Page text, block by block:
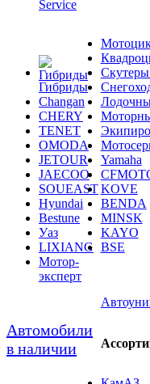
Гибриды
Changan
CHERY
TENET
OMODA
JETOUR
JAECOO
SOUEAST
Hyundai
Bestune
Уаз
LIXIANG
Мотор-
эксперт
в наличии
Скутеры
Yamaha
CFMOTO
KOVE
BENDA
MINSK
KAYO
BSE